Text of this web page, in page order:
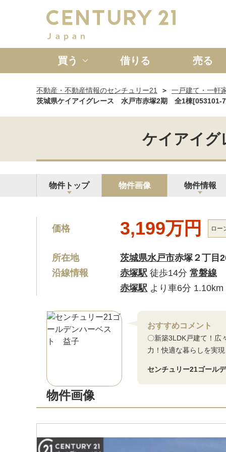
買う
新築一戸建て 中古一戸
借りる 売る
不動産・不動産情報のセンチュリー21
一戸建て・一軒
茨城県ケイアイグレース 水戸市赤塚2期 全1棟[053101-
ケイアイ
物件トップ 物件画像 物件情報
価格 3,199万円 ロー
所在地 茨城県水戸市赤塚２丁目
沿線情報
赤塚駅 徒歩14分 常磐線
赤塚駅 より車6分 1.10km
おすすめコメント
〇新築3LDK戸建て！広
力！快適な暮らしを実
センチュリー21ゴール
物件画像